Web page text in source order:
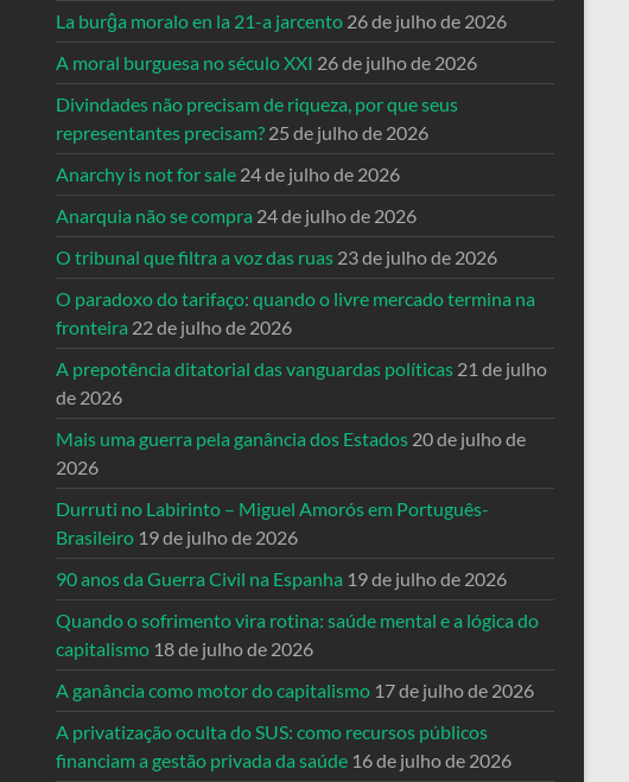
La burĝa moralo en la 21-a jarcento 26 de julho de 2026
A moral burguesa no século XXI 26 de julho de 2026
Divindades não precisam de riqueza, por que seus
representantes precisam? 25 de julho de 2026
Anarchy is not for sale 24 de julho de 2026
Anarquia não se compra 24 de julho de 2026
O tribunal que filtra a voz das ruas 23 de julho de 2026
O paradoxo do tarifaço: quando o livre mercado termina na
fronteira 22 de julho de 2026
A prepotência ditatorial das vanguardas políticas 21 de julho
de 2026
Mais uma guerra pela ganância dos Estados 20 de julho de
2026
Durruti no Labirinto – Miguel Amorós em Português-
Brasileiro 19 de julho de 2026
90 anos da Guerra Civil na Espanha 19 de julho de 2026
Quando o sofrimento vira rotina: saúde mental e a lógica do
capitalismo 18 de julho de 2026
A ganância como motor do capitalismo 17 de julho de 2026
A privatização oculta do SUS: como recursos públicos
financiam a gestão privada da saúde 16 de julho de 2026